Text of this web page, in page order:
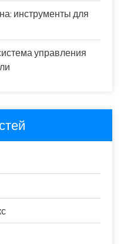
инструменты для
управления